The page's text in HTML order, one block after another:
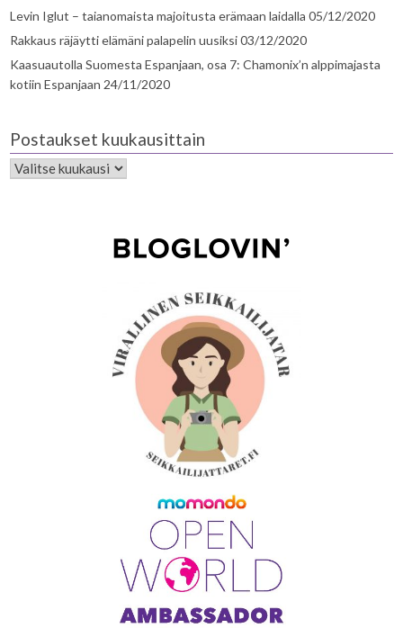
Levin Iglut – taianomaista majoitusta erämaan laidalla 05/12/2020
Rakkaus räjäytti elämäni palapelin uusiksi03/12/2020
Kaasuautolla Suomesta Espanjaan, osa 7: Chamonix’n alppimajasta
kotiin Espanjaan 24/11/2020
Postaukset kuukausittain